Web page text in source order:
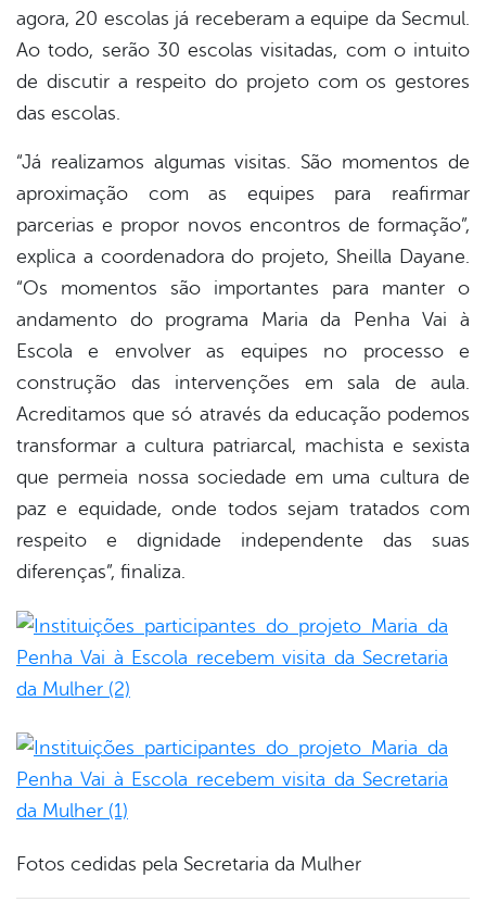
agora, 20 escolas já receberam a equipe da Secmul.
Ao todo, serão 30 escolas visitadas, com o intuito
de discutir a respeito do projeto com os gestores
das escolas.
“Já realizamos algumas visitas. São momentos de
aproximação com as equipes para reafirmar
parcerias e propor novos encontros de formação”,
explica a coordenadora do projeto, Sheilla Dayane.
“Os momentos são importantes para manter o
andamento do programa Maria da Penha Vai à
Escola e envolver as equipes no processo e
construção das intervenções em sala de aula.
Acreditamos que só através da educação podemos
transformar a cultura patriarcal, machista e sexista
que permeia nossa sociedade em uma cultura de
paz e equidade, onde todos sejam tratados com
respeito e dignidade independente das suas
diferenças”, finaliza.
Fotos cedidas pela Secretaria da Mulher